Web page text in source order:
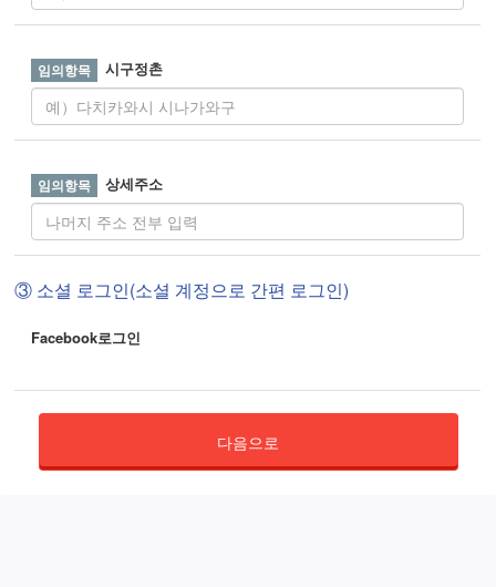
시구정촌
상세주소
③ 소셜 로그인(소셜 계정으로 간편 로그인)
Facebook로그인